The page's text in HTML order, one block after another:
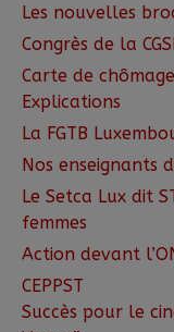
Les nouvelles
Congrès de la
Carte de
Explications
La FGTB
Nos enseignants
Le Setca Lux dit
femmes
Action devant
CEPPST
Succès pour le